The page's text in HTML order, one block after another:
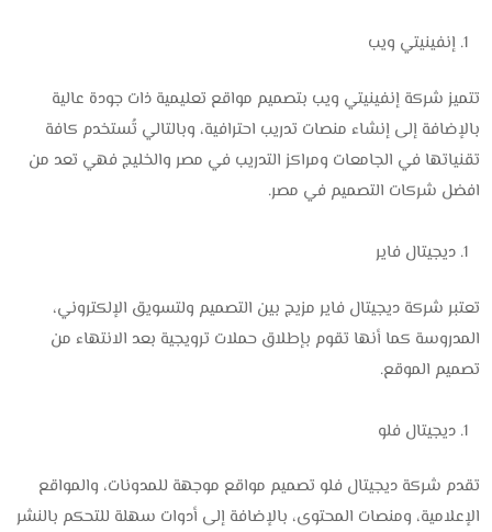
إنفينيتي ويب
تتميز شركة إنفينيتي ويب بتصميم مواقع تعليمية ذات جودة عالية
بالإضافة إلى إنشاء منصات تدريب احترافية، وبالتالي تُستخدم كافة
تقنياتها في الجامعات ومراكز التدريب في مصر والخليج فهي تعد من
افضل شركات التصميم في مصر.
ديجيتال فاير
تعتبر شركة ديجيتال فاير مزيج بين التصميم ولتسويق الإلكتروني،
المدروسة كما أنها تقوم بإطلاق حملات ترويجية بعد الانتهاء من
تصميم الموقع.
ديجيتال فلو
تقدم شركة ديجيتال فلو تصميم مواقع موجهة للمدونات، والمواقع
الإعلامية، ومنصات المحتوى، بالإضافة إلى أدوات سهلة للتحكم بالنشر